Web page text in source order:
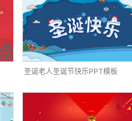
圣诞老人圣诞节快乐PPT模板